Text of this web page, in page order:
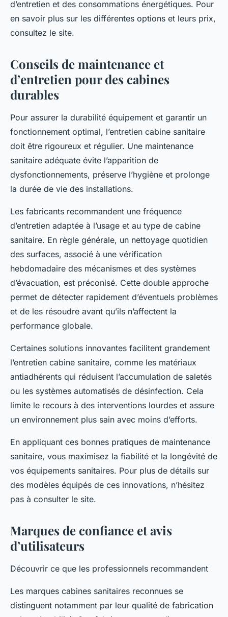
d’entretien et des consommations énergétiques. Pour
en savoir plus sur les différentes options et leurs prix,
consultez le site.
Conseils de maintenance et
d’entretien pour des cabines
durables
Pour assurer la durabilité équipement et garantir un
fonctionnement optimal, l’entretien cabine sanitaire
doit être rigoureux et régulier. Une maintenance
sanitaire adéquate évite l’apparition de
dysfonctionnements, préserve l’hygiène et prolonge
la durée de vie des installations.
Les fabricants recommandent une fréquence
d’entretien adaptée à l’usage et au type de cabine
sanitaire. En règle générale, un nettoyage quotidien
des surfaces, associé à une vérification
hebdomadaire des mécanismes et des systèmes
d’évacuation, est préconisé. Cette double approche
permet de détecter rapidement d’éventuels problèmes
et de les résoudre avant qu’ils n’affectent la
performance globale.
Certaines solutions innovantes facilitent grandement
l’entretien cabine sanitaire, comme les matériaux
antiadhérents qui réduisent l’accumulation de saletés
ou les systèmes automatisés de désinfection. Cela
limite le recours à des interventions lourdes et assure
un environnement plus sain avec moins d’efforts.
En appliquant ces bonnes pratiques de maintenance
sanitaire, vous maximisez la fiabilité et la longévité de
vos équipements sanitaires. Pour plus de détails sur
des modèles équipés de ces innovations, n’hésitez
pas à consulter le site.
Marques de confiance et avis
d’utilisateurs
Découvrir ce que les professionnels recommandent
Les marques cabines sanitaires reconnues se
distinguent notamment par leur qualité de fabrication